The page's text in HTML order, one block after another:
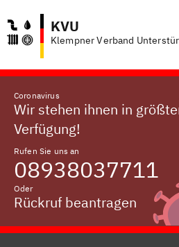
KVU
Klempner Verband
Coronavirus
Wir stehen ihnen in
Verfügung!
Rufen Sie uns an
08938037711
Oder
Rückruf beantragen